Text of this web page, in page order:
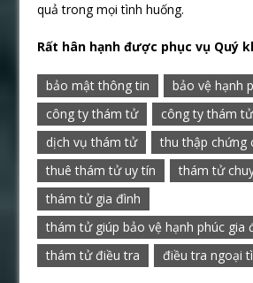
quả trong mọi tình huống.
Rất hân hạnh được phục vụ Quý
bảo mật thông tin
bảo vệ hạnh
công ty thám tử
công ty thám
dịch vụ thám tử
thu thập chứng
thuê thám tử uy tín
thám tử
thám tử gia đình
thám tử giúp bảo vệ hạnh phúc gia
thám tử điều tra
điều tra ngoại